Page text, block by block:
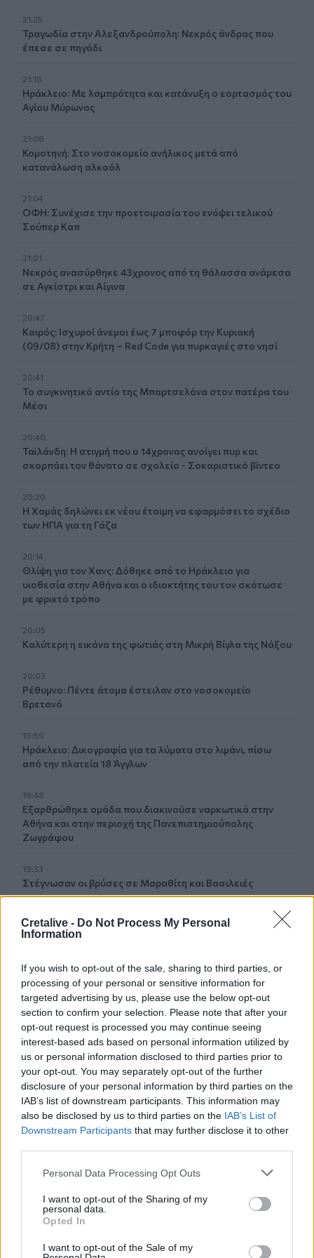
Cretalive - Do Not Process My Personal
Information
If you wish to opt-out of the sale, sharing to third parties, or
processing of your personal or sensitive information for
targeted advertising by us, please use the below opt-out
section to confirm your selection. Please note that after your
opt-out request is processed you may continue seeing
interest-based ads based on personal information utilized by
us or personal information disclosed to third parties prior to
your opt-out. You may separately opt-out of the further
disclosure of your personal information by third parties on the
IAB’s list of downstream participants. This information may
also be disclosed by us to third parties on the IAB’s List of
Downstream Participants that may further disclose it to other
Personal Data Processing Opt Outs
I want to opt-out of the Sharing of my
personal data.
Opted In
I want to opt-out of the Sale of my
21:25
Τραγωδία στην Αλεξανδρούπολη: Νεκρός άνδρας που
έπεσε σε πηγάδι
21:16
Ηράκλειο: Με λαμπρότητα και κατάνυξη ο εορτασμός του
Αγίου Μύρωνος
21:08
Κομοτηνή: Στο νοσοκομείο ανήλικος μετά από
κατανάλωση αλκοόλ
21:04
ΟΦΗ: Συνέχισε την προετοιμασία του ενόψει τελικού
Σούπερ Καπ
21:01
Νεκρός ανασύρθηκε 43χρονος από τη θάλασσα ανάμεσα
σε Αγκίστρι και Αίγινα
20:47
Καιρός: Ισχυροί άνεμοι έως 7 μποφόρ την Κυριακή
(09/08) στην Κρήτη – Red Code για πυρκαγιές στο νησί
20:41
Το συγκινητικό αντίο της Μπαρτσελόνα στον πατέρα του
Μέσι
20:40
Ταϊλάνδη: Η στιγμή που ο 14χρονος ανοίγει πυρ και
σκορπάει τον θάνατο σε σχολείο - Σοκαριστικό βίντεο
20:20
Η Χαμάς δηλώνει εκ νέου έτοιμη να εφαρμόσει το σχέδιο
των ΗΠΑ για τη Γάζα
20:14
Θλίψη για τον Χανς: Δόθηκε από το Ηράκλειο για
υιοθεσία στην Αθήνα και ο ιδιοκτήτης του τον σκότωσε
με φρικτό τρόπο
20:05
Καλύτερη η εικόνα της φωτιάς στη Μικρή Βίγλα της Νάξου
20:03
Ρέθυμνο: Πέντε άτομα έστειλαν στο νοσοκομείο
Βρετανό
19:59
Ηράκλειο: Δικογραφία για τα λύματα στο λιμάνι, πίσω
από την πλατεία 18 Άγγλων
19:48
Εξαρθρώθηκε ομάδα που διακινούσε ναρκωτικά στην
Αθήνα και στην περιοχή της Πανεπιστημιούπολης
Ζωγράφου
19:33
Στέγνωσαν οι βρύσες σε Μαραθίτη και Βασιλειές
Τραγωδία στην Πάρο: Πνίγηκε 4χρονος σε πισίνα beach
19:15
Συνελήφθη 49χρονος, βασικό μέλος της εγκληματικής
οργάνωσης του «Έντικ»
19:13
Το Φεστιβάλ Κινηματογράφου Χανίων παρουσιάζει τις
καλοκαιρινές του εκθέσεις
Καύσωνας και καρδιοπαθείς: Οδηγός προστασίας από
την Ελληνική Καρδιολογική Εταιρεία
ΠΕΡΙΣΣΟΤΕΡΑ